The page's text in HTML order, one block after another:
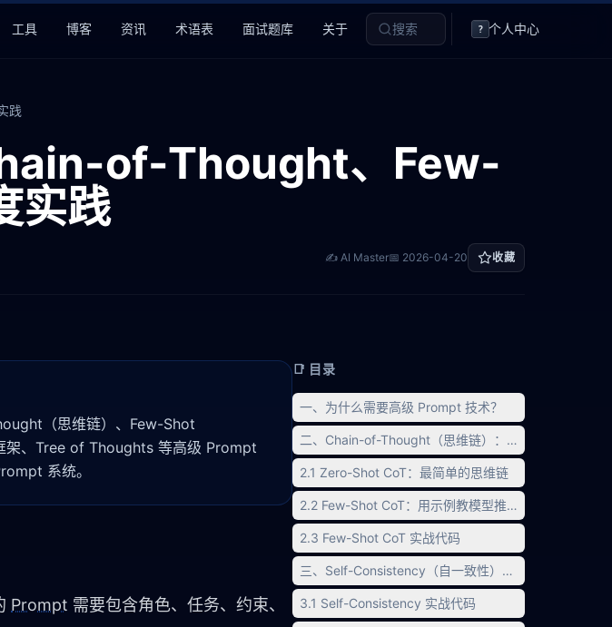
工具 博客 资讯 术语表 面试题库 关于 搜索 ? 个人中心
践
of-Thought、Few-
实践
✍️ AI Master📅 2026-04-20 收藏
（思维链）、Few-Shot
架、Tree of Thoughts 等高级 Prompt
系统。
Prompt 需要包含角色、任务、约束、
📑 目录
一、为什么需要高级 Prompt 技术？
二、Chain-of-Thought（思维链）：让模型「想清楚再
2.1 Zero-Shot CoT：最简单的思维链
2.2 Few-Shot CoT：用示例教模型推理
2.3 Few-Shot CoT 实战代码
三、Self-Consistency（自一致性）：投票选出最佳答
3.1 Self-Consistency 实战代码